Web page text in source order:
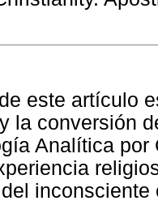
este artículo
la conversión
Analítica por